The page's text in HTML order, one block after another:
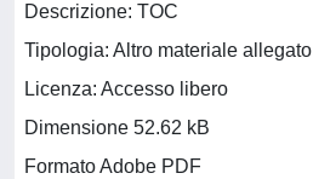
Descrizione: TOC
Tipologia: Altro materiale allegato
Licenza: Accesso libero
Dimensione 52.62 kB
Formato Adobe PDF